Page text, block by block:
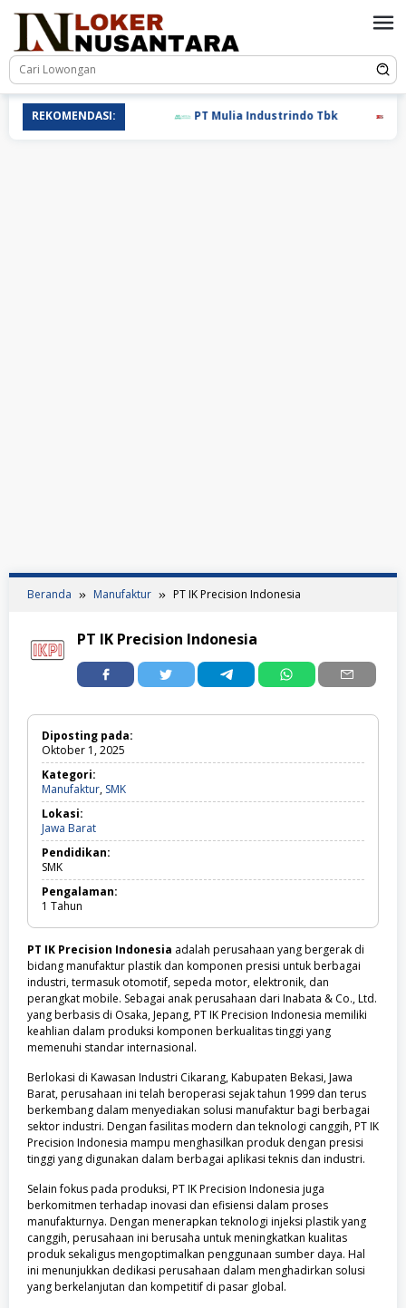
REKOMENDASI: PT Mulia Industrindo Tbk PT
Beranda Manufaktur PT IK Precision Indonesia
PT IK Precision Indonesia
Diposting pada:
Oktober 1, 2025
Kategori:
Manufaktur, SMKManufaktur,
SMK
Lokasi:
Jawa BaratJawa
Barat
Pendidikan:
SMK
Pengalaman:
1 Tahun
PT IK Precision Indonesia adalah perusahaan yang bergerak di
bidang manufaktur plastik dan komponen presisi untuk berbagai
industri, termasuk otomotif, sepeda motor, elektronik, dan
perangkat mobile. Sebagai anak perusahaan dari Inabata & Co., Ltd.
yang berbasis di Osaka, Jepang, PT IK Precision Indonesia memiliki
keahlian dalam produksi komponen berkualitas tinggi yang
memenuhi standar internasional.
Berlokasi di Kawasan Industri Cikarang, Kabupaten Bekasi, Jawa
Barat, perusahaan ini telah beroperasi sejak tahun 1999 dan terus
berkembang dalam menyediakan solusi manufaktur bagi berbagai
sektor industri. Dengan fasilitas modern dan teknologi canggih, PT IK
Precision Indonesia mampu menghasilkan produk dengan presisi
tinggi yang digunakan dalam berbagai aplikasi teknis dan industri.
Selain fokus pada produksi, PT IK Precision Indonesia juga
berkomitmen terhadap inovasi dan efisiensi dalam proses
manufakturnya. Dengan menerapkan teknologi injeksi plastik yang
canggih, perusahaan ini berusaha untuk meningkatkan kualitas
produk sekaligus mengoptimalkan penggunaan sumber daya. Hal
ini menunjukkan dedikasi perusahaan dalam menghadirkan solusi
yang berkelanjutan dan kompetitif di pasar global.